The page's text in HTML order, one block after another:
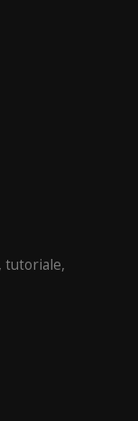
tutoriale,